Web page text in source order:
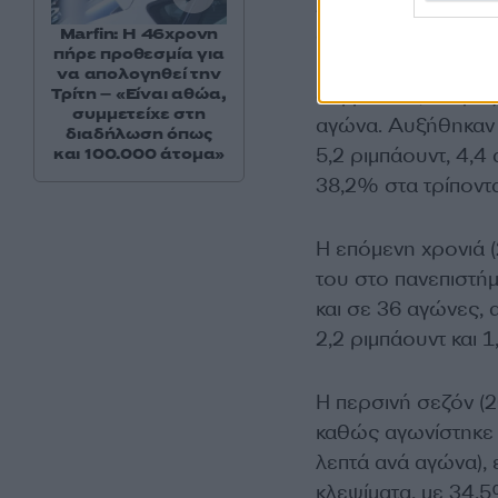
Mitrou-Long
συμμετείχε,
αγώνα. Αυξήθηκαν
5,2 ριμπάουντ, 4,4
38,2% στα
Η επόμενη
του στο
και σε 36 αγώνες,
2,2 ριμπάουντ και
Η περσινή σεζόν
καθώς αγωνίστηκε
λεπτά ανά αγώνα),
κλεψίματα, με
Marfin: Η 46χρονη
πήρε προθεσμία για
να απολογηθεί την
Τρίτη – «Είναι αθώα,
συμμετείχε στη
διαδήλωση όπως
και 100.000 άτομα»